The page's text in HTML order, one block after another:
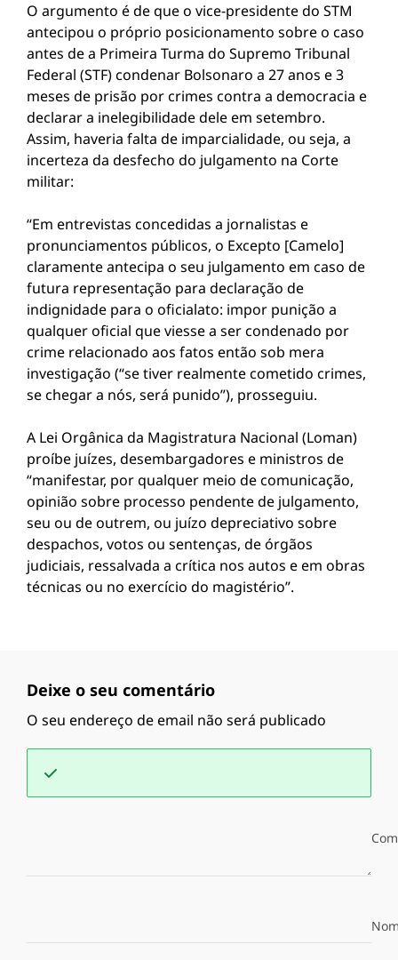
O argumento é de que o vice-presidente do STM
antecipou o próprio posicionamento sobre o caso
antes de a Primeira Turma do Supremo Tribunal
Federal (STF) condenar Bolsonaro a 27 anos e 3
meses de prisão por crimes contra a democracia e
declarar a inelegibilidade dele em setembro.
Assim, haveria falta de imparcialidade, ou seja, a
incerteza da desfecho do julgamento na Corte
militar:
“Em entrevistas concedidas a jornalistas e
pronunciamentos públicos, o Excepto [Camelo]
claramente antecipa o seu julgamento em caso de
futura representação para declaração de
indignidade para o oficialato: impor punição a
qualquer oficial que viesse a ser condenado por
crime relacionado aos fatos então sob mera
investigação (“se tiver realmente cometido crimes,
se chegar a nós, será punido”), prosseguiu.
A Lei Orgânica da Magistratura Nacional (Loman)
proíbe juízes, desembargadores e ministros de
“manifestar, por qualquer meio de comunicação,
opinião sobre processo pendente de julgamento,
seu ou de outrem, ou juízo depreciativo sobre
despachos, votos ou sentenças, de órgãos
judiciais, ressalvada a crítica nos autos e em obras
técnicas ou no exercício do magistério”.
Deixe o seu comentário
O seu endereço de email não será publicado